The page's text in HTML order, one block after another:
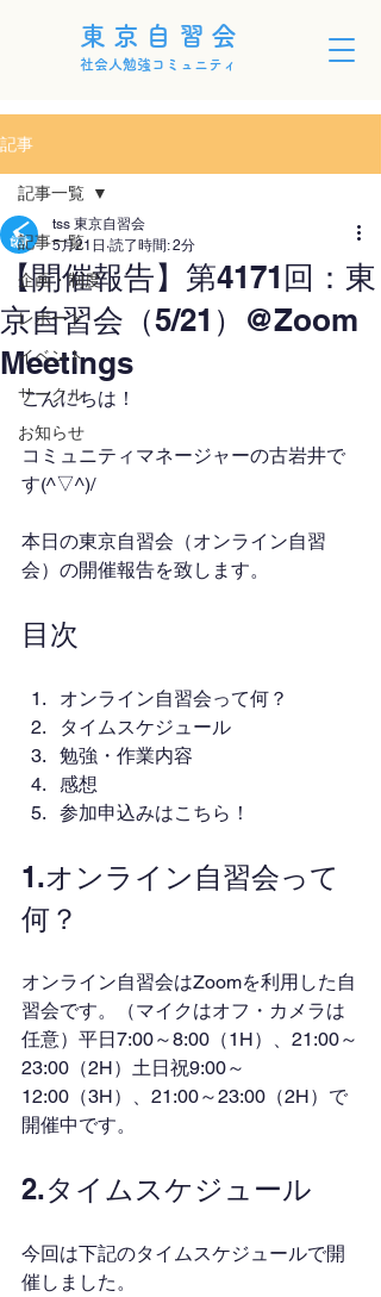
東京自習会
社会人勉強コミュニティ
記事
記事一覧
企画・制度
レポート
イベント
サークル
お知らせ
記事一覧
【開催報告】第4171回：東
京自習会（5/21）@Zoom
Meetings
tss 東京自習会
5月21日 読了時間: 2分
こんにちは！
コミュニティマネージャーの古岩井で
す(^▽^)/
本日の東京自習会（オンライン自習
会）の開催報告を致します。
目次
オンライン自習会って何？
タイムスケジュール
勉強・作業内容
感想
参加申込みはこちら！
1.オンライン自習会って
何？
オンライン自習会はZoomを利用した自
習会です。（マイクはオフ・カメラは
任意）平日7:00～8:00（1H）、21:00～
23:00（2H）土日祝9:00～
12:00（3H）、21:00～23:00（2H）で
開催中です。
2.タイムスケジュール
今回は下記のタイムスケジュールで開
催しました。